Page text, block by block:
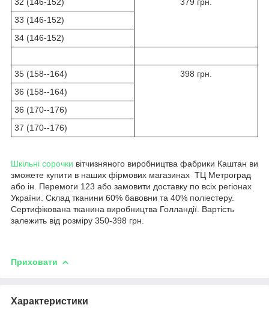
33 (146-152)
34 (146-152)
35 (158--164)
398 грн.
36 (158--164)
36 (170--176)
37 (170--176)
Шкільні сорочки вітчизняного виробництва фабрики Каштан ви
зможете купити в наших фірмових магазинах ТЦ Метроград
або ін. Перемоги 123 або замовити доставку по всіх регіонах
України. Склад тканини 60% бавовни та 40% поліестеру.
Сертифікована тканина виробництва Голландії. Вартість
залежить від розміру 350-398 грн.
Приховати
Характеристики